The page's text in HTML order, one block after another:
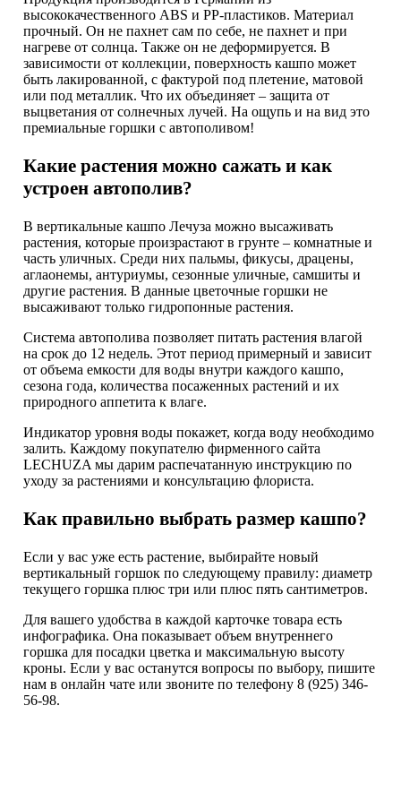
высококачественного ABS и PP-пластиков. Материал
прочный. Он не пахнет сам по себе, не пахнет и при
нагреве от солнца. Также он не деформируется. В
зависимости от коллекции, поверхность кашпо может
быть лакированной, с фактурой под плетение, матовой
или под металлик. Что их объединяет – защита от
выцветания от солнечных лучей. На ощупь и на вид это
премиальные горшки с автополивом!
Какие растения можно сажать и как
устроен автополив?
В вертикальные кашпо Лечуза можно высаживать
растения, которые произрастают в грунте – комнатные и
часть уличных. Среди них пальмы, фикусы, драцены,
аглаонемы, антуриумы, сезонные уличные, самшиты и
другие растения. В данные цветочные горшки не
высаживают только гидропонные растения.
Система автополива позволяет питать растения влагой
на срок до 12 недель. Этот период примерный и зависит
от объема емкости для воды внутри каждого кашпо,
сезона года, количества посаженных растений и их
природного аппетита к влаге.
Индикатор уровня воды покажет, когда воду необходимо
залить. Каждому покупателю фирменного сайта
LECHUZA мы дарим распечатанную инструкцию по
уходу за растениями и консультацию флориста.
Как правильно выбрать размер кашпо?
Если у вас уже есть растение, выбирайте новый
вертикальный горшок по следующему правилу: диаметр
текущего горшка плюс три или плюс пять сантиметров.
Для вашего удобства в каждой карточке товара есть
инфографика. Она показывает объем внутреннего
горшка для посадки цветка и максимальную высоту
кроны. Если у вас останутся вопросы по выбору, пишите
нам в онлайн чате или звоните по телефону 8 (925) 346-
56-98.